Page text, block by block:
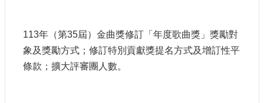
113年（第35屆）金曲獎修訂「年度歌曲獎」獎勵對
象及獎勵方式；修訂特別貢獻獎提名方式及增訂性平
條款；擴大評審團人數。